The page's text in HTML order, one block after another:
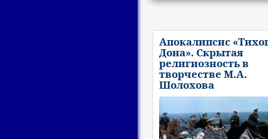
Апокалипсис
Дона». Скрытая
религиозность в
творчестве М.А.
Шолохова